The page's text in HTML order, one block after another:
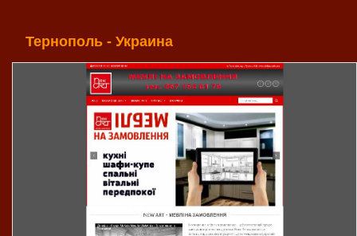
Тернополь - Украина